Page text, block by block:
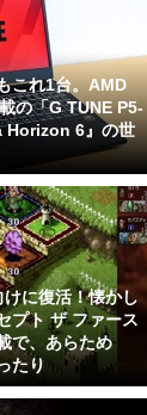
これ1台。AMD
の「G TUNE P5-
Horizon 6』の世
に復活！懐かし
プト ザ ファース
で、あらため
たり